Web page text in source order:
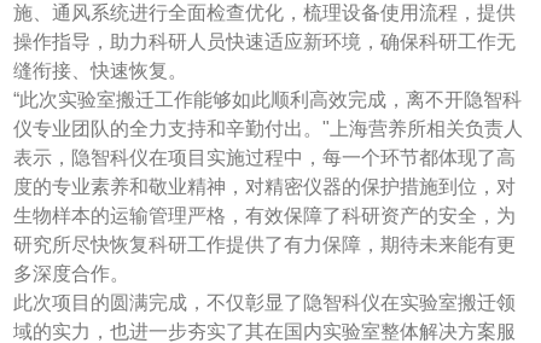
施、通风系统进行全面检查优化，梳理设备使用流程，提供
操作指导，助力科研人员快速适应新环境，确保科研工作无
缝衔接、快速恢复。
“此次实验室搬迁工作能够如此顺利高效完成，离不开隐智科
仪专业团队的全力支持和辛勤付出。"上海营养所相关负责人
表示，隐智科仪在项目实施过程中，每一个环节都体现了高
度的专业素养和敬业精神，对精密仪器的保护措施到位，对
生物样本的运输管理严格，有效保障了科研资产的安全，为
研究所尽快恢复科研工作提供了有力保障，期待未来能有更
多深度合作。
此次项目的圆满完成，不仅彰显了隐智科仪在实验室搬迁领
域的实力，也进一步夯实了其在国内实验室整体解决方案服